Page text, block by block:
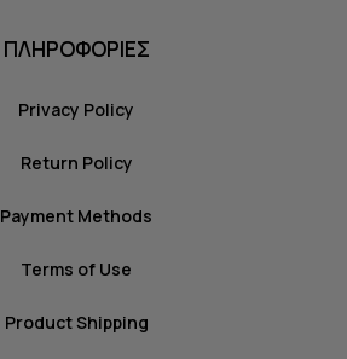
ΠΛΗΡΟΦΟΡΙΕΣ
Privacy Policy
Return Policy
Payment Methods
Terms of Use
Product Shipping